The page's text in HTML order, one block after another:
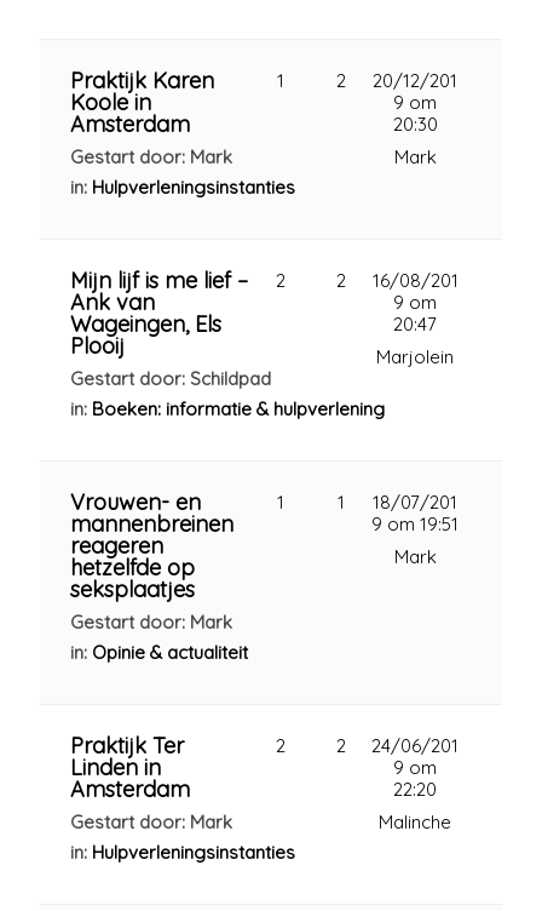
Praktijk Karen
Koole in
Amsterdam
Gestart door: Mark
in: Hulpverleningsinstanties
1 2
20/12/201
9 om
20:30
Mark
Mijn lijf is me lief –
Ank van
Wageingen, Els
Plooij
Gestart door: Schildpad
in: Boeken: informatie & hulpverlening
2 2
16/08/201
9 om
20:47
Marjolein
Vrouwen- en
mannenbreinen
reageren
hetzelfde op
seksplaatjes
Gestart door: Mark
in: Opinie & actualiteit
1 1
18/07/201
9 om 19:51
Mark
Praktijk Ter
Linden in
Amsterdam
Gestart door: Mark
in: Hulpverleningsinstanties
2 2
24/06/201
9 om
22:20
Malinche